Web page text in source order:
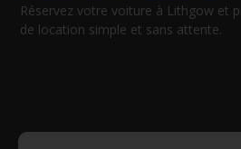
Réservez votre voiture à Lithgow et
de location simple et sans attente.